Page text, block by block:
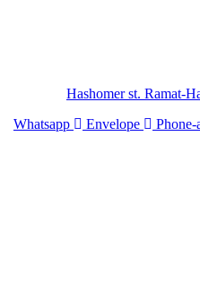
Whatsapp
Envelope Phone-